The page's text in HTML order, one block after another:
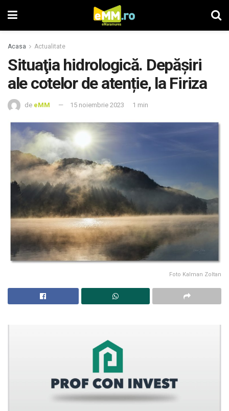
Acasa Actualitate
Situaţia hidrologică. Depăşiri
ale cotelor de atenție, la Firiza
de eMM 15 noiembrie 2023 1 min
Foto Kalman Zoltan